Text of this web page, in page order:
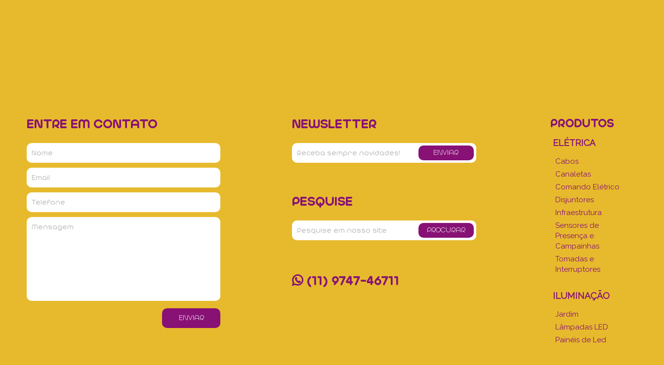
ENTRE EM CONTATO NEWSLETTER
PESQUISE
(11) 9747-46711
PRODUTOS
ELÉTRICA
Cabos
Canaletas
Comando Elétrico
Disjuntores
Infraestrutura
Sensores de
Presença e
Campainhas
Tomadas e
Interruptores
ILUMINAÇÃO
Jardim
Lâmpadas LED
Painéis de Led